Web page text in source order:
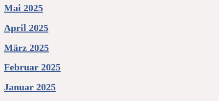
Mai 2025
April 2025
März 2025
Februar 2025
Januar 2025